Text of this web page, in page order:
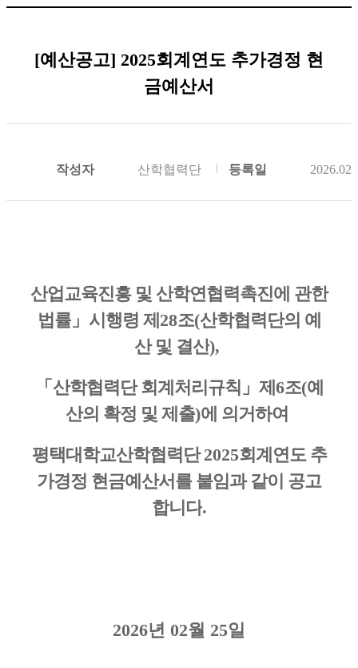
[예산공고] 2025회계연도 추가경정 현
금예산서
작성자 산학협력단 등록일
산업교육진흥 및 산학연협력촉진에 관한
법률」 시행령 제 28조(산학협력단의 예
산 및 결산),
「 산학협력단 회계처리규칙 」 제 6조(예
산의 확정 및 제출)에 의거하여
평택대학교산학협력단2025회계연도 추
가경정 현금예산서를 붙임과 같이 공고
합니다.
2026년 02월 25일